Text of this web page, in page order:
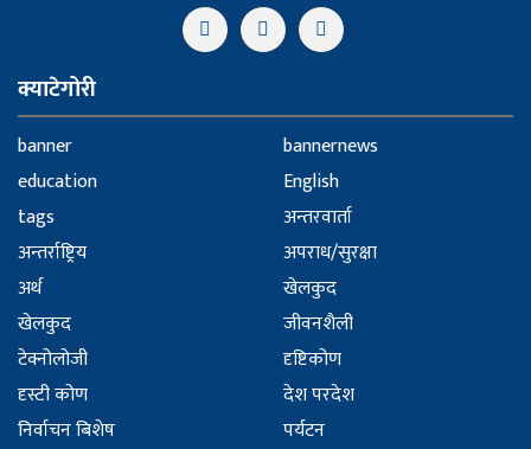
क्याटेगोरी
banner
bannernews
education
English
tags
अन्तरवार्ता
अन्तर्राष्ट्रिय
अपराध/सुरक्षा
अर्थ
खेलकुद
खेलकुद
जीवनशैली
टेक्नोलोजी
दृष्टिकोण
दृस्टी कोण
देश परदेश
निर्वाचन बिशेष
पर्यटन